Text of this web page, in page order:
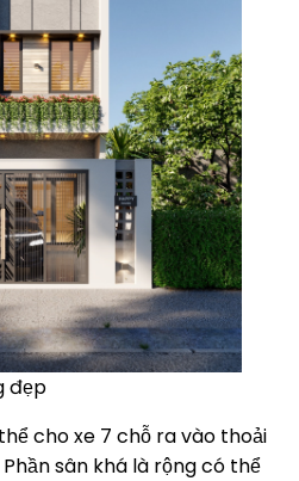
đẹp
cho xe 7 chỗ ra vào thoải
sân khá là rộng có thể